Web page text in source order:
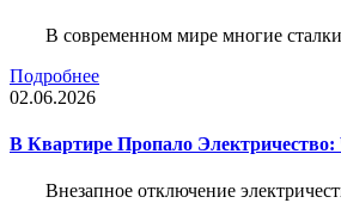
В современном мире многие
Подробнее
02.06.2026
В Квартире Пропало
Внезапное отключение